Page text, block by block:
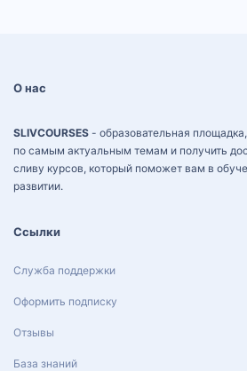
О нас
SLIVCOURSES - образовательная
по самым актуальным темам и получить
сливу курсов, который поможет вам в
развитии.
Ссылки
Служба поддержки
Оформить подписку
Отзывы
База знаний